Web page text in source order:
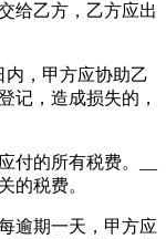
给乙方，乙方应出
内，甲方应协助乙
记，造成损失的，
付的所有税费。__
的税费。
逾期一天，甲方应